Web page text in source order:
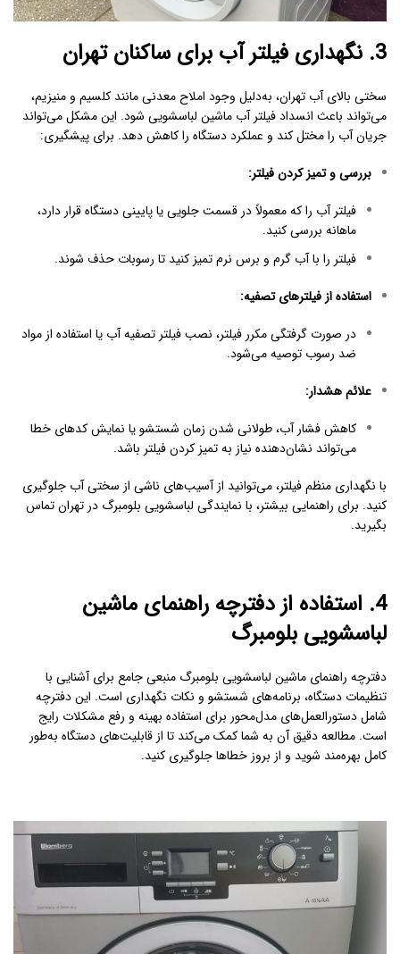
3. نگهداری فیلتر آب برای ساکنان تهران
سختی بالای آب تهران، به‌دلیل وجود املاح معدنی مانند کلسیم و منیزیم،
می‌تواند باعث انسداد فیلتر آب ماشین لباسشویی شود. این مشکل می‌تواند
جریان آب را مختل کند و عملکرد دستگاه را کاهش دهد. برای پیشگیری:
بررسی و تمیز کردن فیلتر:
فیلتر آب را که معمولاً در قسمت جلویی یا پایینی دستگاه قرار دارد،
ماهانه بررسی کنید.
فیلتر را با آب گرم و برس نرم تمیز کنید تا رسوبات حذف شوند.
استفاده از فیلترهای تصفیه:
در صورت گرفتگی مکرر فیلتر، نصب فیلتر تصفیه آب یا استفاده از مواد
ضد رسوب توصیه می‌شود.
علائم هشدار:
کاهش فشار آب، طولانی شدن زمان شستشو یا نمایش کدهای خطا
می‌تواند نشان‌دهنده نیاز به تمیز کردن فیلتر باشد.
با نگهداری منظم فیلتر، می‌توانید از آسیب‌های ناشی از سختی آب جلوگیری
کنید. برای راهنمایی بیشتر، با نمایندگی لباسشویی بلومبرگ در تهرانتماس
بگیرید.
4. استفاده از دفترچه راهنمای ماشین
لباسشویی بلومبرگ
دفترچه راهنمای ماشین لباسشویی بلومبرگ منبعی جامع برای آشنایی با
تنظیمات دستگاه، برنامه‌های شستشو و نکات نگهداری است. این دفترچه
شامل دستورالعمل‌های مدل‌محور برای استفاده بهینه و رفع مشکلات رایج
است. مطالعه دقیق آن به شما کمک می‌کند تا از قابلیت‌های دستگاه به‌طور
کامل بهره‌مند شوید و از بروز خطاها جلوگیری کنید.